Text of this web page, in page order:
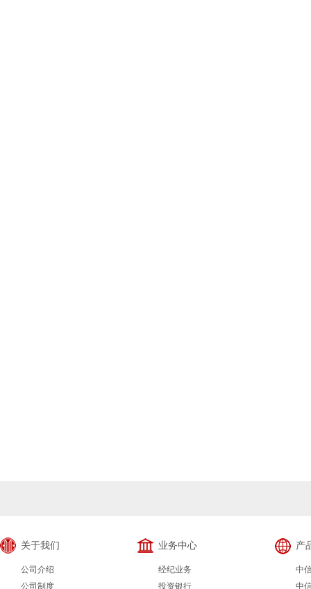
关于我们
公司介绍
公司制度
业务中心
经纪业务
投资银行
产
中
中